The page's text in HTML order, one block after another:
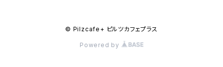
© Pilzcafe+ ピルツカフェプラス
Powered by